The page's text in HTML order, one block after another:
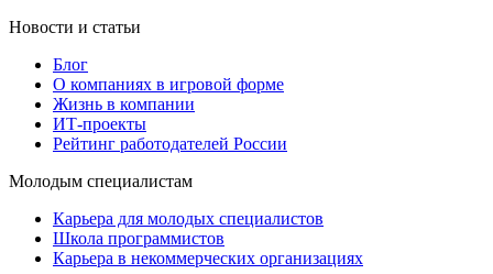
Новости и статьи
Блог
О компаниях в игровой форме
Жизнь в компании
ИТ-проекты
Рейтинг работодателей России
Молодым специалистам
Карьера для молодых специалистов
Школа программистов
Карьера в некоммерческих организациях